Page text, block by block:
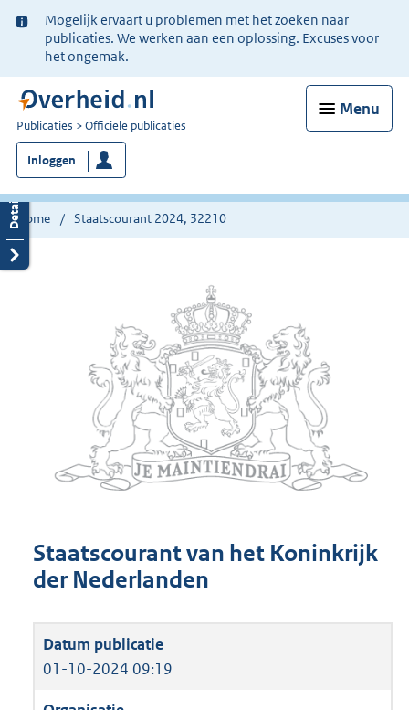
Ter
informatie:
Mogelijk ervaart u problemen met het zoeken naar
publicaties. We werken aan een oplossing. Excuses voor
het ongemak.
Menu
U
bent
nu
hier:
Publicaties Officiële publicaties
Inloggen
Home Staatscourant 2024, 32210
Staatscourant van het Koninkrijk
der Nederlanden
01-10-2024 09:19